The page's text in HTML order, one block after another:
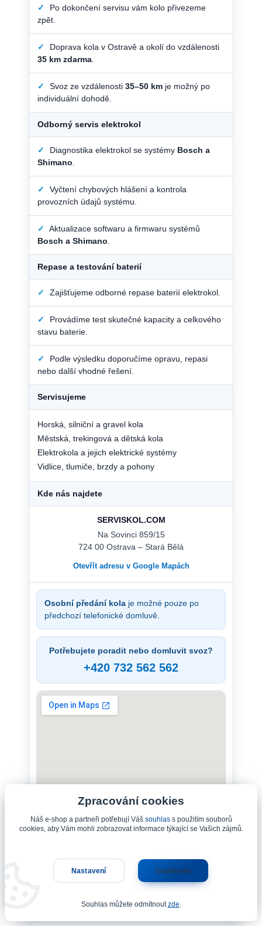
✓
Po dokončení servisu vám kolo přivezeme
zpět.
✓
Doprava kola v Ostravě a okolí do vzdálenosti
35 km zdarma
✓ Svoz ze vzdálenosti 35–50 km je možný po
individuální dohodě.
Odborný servis elektrokol
✓ Diagnostika elektrokol se systémy Bosch a
Shimano
✓
Vyčtení chybových hlášení a kontrola
provozních údajů systému.
✓
Aktualizace softwaru a firmwaru systémů
Bosch a Shimano
Repase a testování baterií
✓ Zajišťujeme odborné repase baterií elektrokol.
✓
Provádíme test skutečné kapacity a celkového
stavu baterie.
✓
Podle výsledku doporučíme opravu, repasi
nebo další vhodné řešení.
Servisujeme
Horská, silniční a gravel kola
Městská, trekingová a dětská kola
Elektrokola a jejich elektrické systémy
Vidlice, tlumiče, brzdy a pohony
Kde nás najdete
SERVISKOL.COM
Na Sovinci 859/15
724 00 Ostrava – Stará Bělá
Otevřít adresu v Google Mapách
Osobní předání kola je možné pouze po
předchozí telefonické domluvě.
Potřebujete poradit nebo domluvit svoz?
+420 732 562 562
Aplikace a další služby
Zpracování cookies
Náš e-shop a partneři potřebují Váš souhlass použitím souborů
cookies, aby Vám mohli zobrazovat informace týkající se Vašich zájmů.
Nastavení Souhlasím
Souhlas můžete odmítnoutzde